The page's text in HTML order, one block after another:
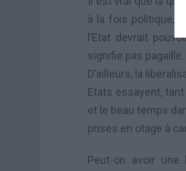
à la fois politique,
l’Etat devrait
signifie pas pagaille.
D’ailleurs, la
Etats essayent,
et le beau temps
prises en otage à
Peut-on avoir